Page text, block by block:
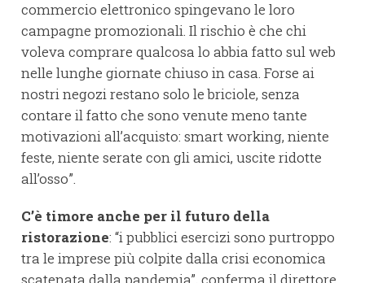
commercio elettronico spingevano le loro
campagne promozionali. Il rischio è che chi
voleva comprare qualcosa lo abbia fatto sul web
nelle lunghe giornate chiuso in casa. Forse ai
nostri negozi restano solo le briciole, senza
contare il fatto che sono venute meno tante
motivazioni all’acquisto: smart working, niente
feste, niente serate con gli amici, uscite ridotte
all’osso”.
C’è timore anche per il futuro della
ristorazione: “i pubblici esercizi sono purtroppo
tra le imprese più colpite dalla crisi economica
scatenata dalla pandemia”, conferma il direttore